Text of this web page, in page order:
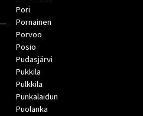
Pori
Pornainen
Porvoo
Posio
Pudasjärvi
Pukkila
Pulkkila
Punkalaidun
Puolanka